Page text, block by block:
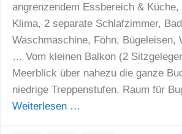
angrenzendem Essbereich & Küche,
Klima, 2 separate Schlafzimmer,
Waschmaschine, Föhn, Bügeleisen,
… Vom kleinen Balkon (2
Meerblick über nahezu die ganze
niedrige Treppenstufen. Raum für
Weiterlesen …